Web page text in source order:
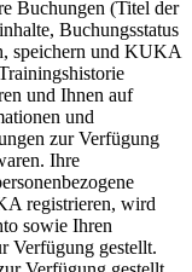
Buchungen (Titel der
Buchungsstatus
speichern und KUKA
und Ihnen auf
und
zur Verfügung
Ihre
registrieren, wird
sowie Ihren
Verfügung gestellt.